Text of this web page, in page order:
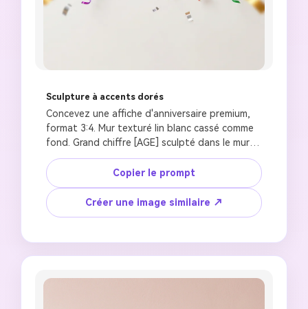
Sculpture à accents dorés
Concevez une affiche d'anniversaire premium,
format 3:4. Mur texturé lin blanc cassé comme
fond. Grand chiffre [AGE] sculpté dans le mur
avec surface intérieure en feuille d'or,
profondeur réaliste et ombres. À l'intérieur du
chiffre : ballons dorés et ivoire, herbe de
pampa séchée, feuilles d'eucalyptus,
arrangement floral de luxe. Un enfant heureux
préservés, portant [OUTFIT], expression
naturelle lumineuse. Visage s'étend à l'extérieur
Copier le prompt
Créer une image similaire ↗